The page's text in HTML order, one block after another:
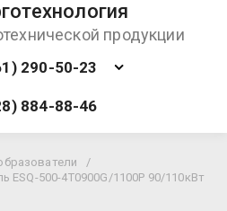
продукции
290-50-23
884-88-46
/
ESQ-500-4T0900G/1100P 90/110кВт